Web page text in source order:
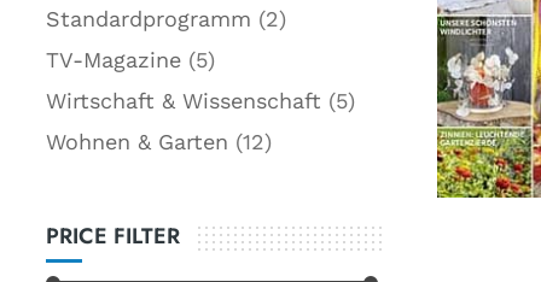
Standardprogramm (2)
TV-Magazine (5)
Wirtschaft & Wissenschaft (5)
Wohnen & Garten (12)
PRICE FILTER